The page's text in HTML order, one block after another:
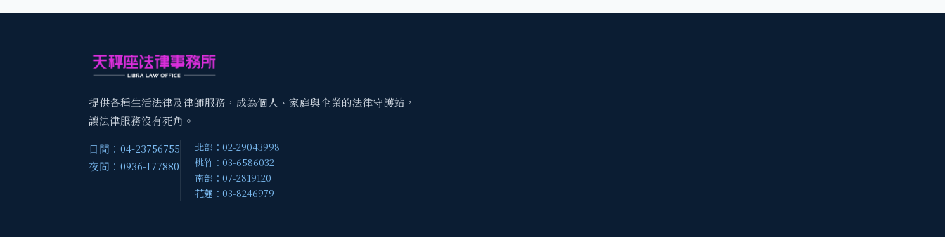
提供各種生活法律及律師服務，成為個人、家庭與企業的法律守護站，
讓法律服務沒有死角。
日間：04-23756755
夜間：0936-177880
北部：02-29043998
桃竹：03-6586032
南部：07-2819120
花蓮：03-8246979